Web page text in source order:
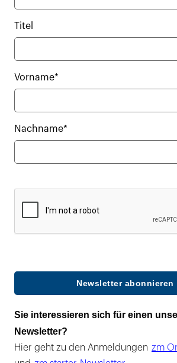
Titel
Vorname*
Nachname*
Newsletter abonnieren
Sie interessieren sich für einen
Newsletter?
Hier geht zu den Anmeldungen zm